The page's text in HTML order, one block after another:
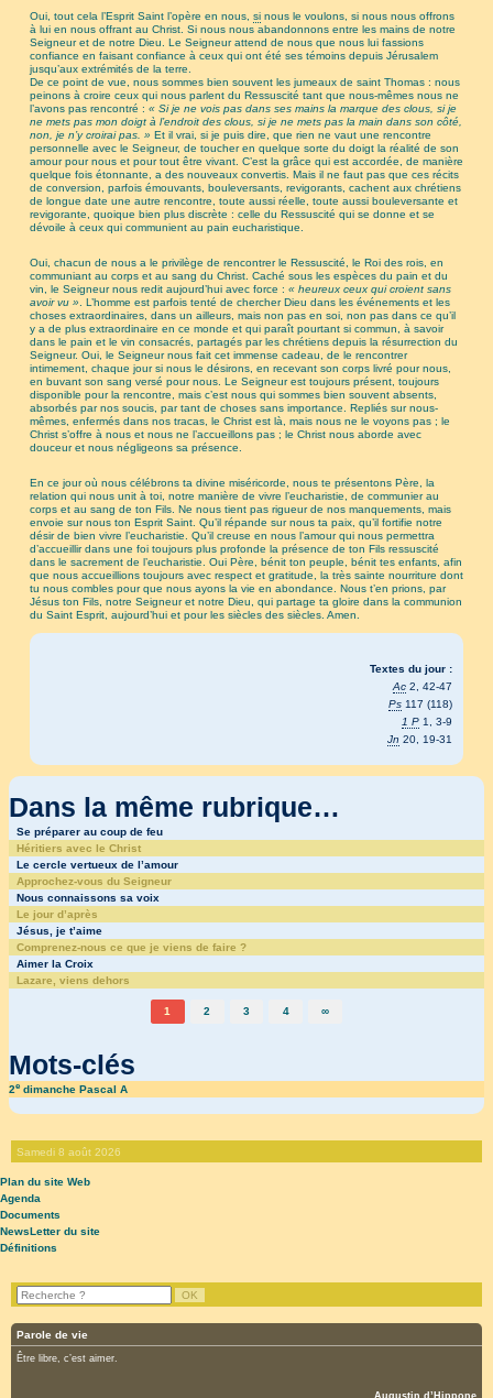
Oui, tout cela l’Esprit Saint l’opère en nous, sinous le voulons, si nous nous offrons
à lui en nous offrant au Christ. Si nous nous abandonnons entre les mains de notre
Seigneur et de notre Dieu. Le Seigneur attend de nous que nous lui fassions
confiance en faisant confiance à ceux qui ont été ses témoins depuis Jérusalem
jusqu’aux extrémités de la terre.
De ce point de vue, nous sommes bien souvent les jumeaux de saint Thomas : nous
peinons à croire ceux qui nous parlent du Ressuscité tant que nous-mêmes nous ne
l’avons pas rencontré : « Si je ne vois pas dans ses mains la marque des clous, si je
ne mets pas mon doigt à l’endroit des clous, si je ne mets pas la main dans son côté,
non, je n’y croirai pas. » Et il vrai, si je puis dire, que rien ne vaut une rencontre
personnelle avec le Seigneur, de toucher en quelque sorte du doigt la réalité de son
amour pour nous et pour tout être vivant. C’est la grâce qui est accordée, de manière
quelque fois étonnante, a des nouveaux convertis. Mais il ne faut pas que ces récits
de conversion, parfois émouvants, bouleversants, revigorants, cachent aux chrétiens
de longue date une autre rencontre, toute aussi réelle, toute aussi bouleversante et
revigorante, quoique bien plus discrète : celle du Ressuscité qui se donne et se
dévoile à ceux qui communient au pain eucharistique.
Oui, chacun de nous a le privilège de rencontrer le Ressuscité, le Roi des rois, en
communiant au corps et au sang du Christ. Caché sous les espèces du pain et du
vin, le Seigneur nous redit aujourd’hui avec force : « heureux ceux qui croient sans
avoir vu » . L’homme est parfois tenté de chercher Dieu dans les événements et les
choses extraordinaires, dans un ailleurs, mais non pas en soi, non pas dans ce qu’il
y a de plus extraordinaire en ce monde et qui paraît pourtant si commun, à savoir
dans le pain et le vin consacrés, partagés par les chrétiens depuis la résurrection du
Seigneur. Oui, le Seigneur nous fait cet immense cadeau, de le rencontrer
intimement, chaque jour si nous le désirons, en recevant son corps livré pour nous,
en buvant son sang versé pour nous. Le Seigneur est toujours présent, toujours
disponible pour la rencontre, mais c’est nous qui sommes bien souvent absents,
absorbés par nos soucis, par tant de choses sans importance. Repliés sur nous-
mêmes, enfermés dans nos tracas, le Christ est là, mais nous ne le voyons pas ; le
Christ s’offre à nous et nous ne l’accueillons pas ; le Christ nous aborde avec
douceur et nous négligeons sa présence.
En ce jour où nous célébrons ta divine miséricorde, nous te présentons Père, la
relation qui nous unit à toi, notre manière de vivre l’eucharistie, de communier au
corps et au sang de ton Fils. Ne nous tient pas rigueur de nos manquements, mais
envoie sur nous ton Esprit Saint. Qu’il répande sur nous ta paix, qu’il fortifie notre
désir de bien vivre l’eucharistie. Qu’il creuse en nous l’amour qui nous permettra
d’accueillir dans une foi toujours plus profonde la présence de ton Fils ressuscité
dans le sacrement de l’eucharistie. Oui Père, bénit ton peuple, bénit tes enfants, afin
que nous accueillions toujours avec respect et gratitude, la très sainte nourriture dont
tu nous combles pour que nous ayons la vie en abondance. Nous t’en prions, par
Jésus ton Fils, notre Seigneur et notre Dieu, qui partage ta gloire dans la communion
du Saint Esprit, aujourd’hui et pour les siècles des siècles. Amen.
Textes du jour :
Ac 2, 42-47
Ps 117 (118)
1 P 1, 3-9
Jn 20, 19-31
Dans la même rubrique…
Se préparer au coup de feu
Héritiers avec le Christ
Le cercle vertueux de l’amour
Approchez-vous du Seigneur
Nous connaissons sa voix
Le jour d’après
Jésus, je t’aime
Comprenez-nous ce que je viens de faire ?
Aimer la Croix
Lazare, viens dehors
1 2 3 4 ∞
Mots-clés
2edimanche Pascal A
Samedi 8 août 2026
Plan du site Web
Agenda
Documents
NewsLetter du site
Définitions
Parole de vie
Être libre, c’est aimer.
Augustin d’Hippone